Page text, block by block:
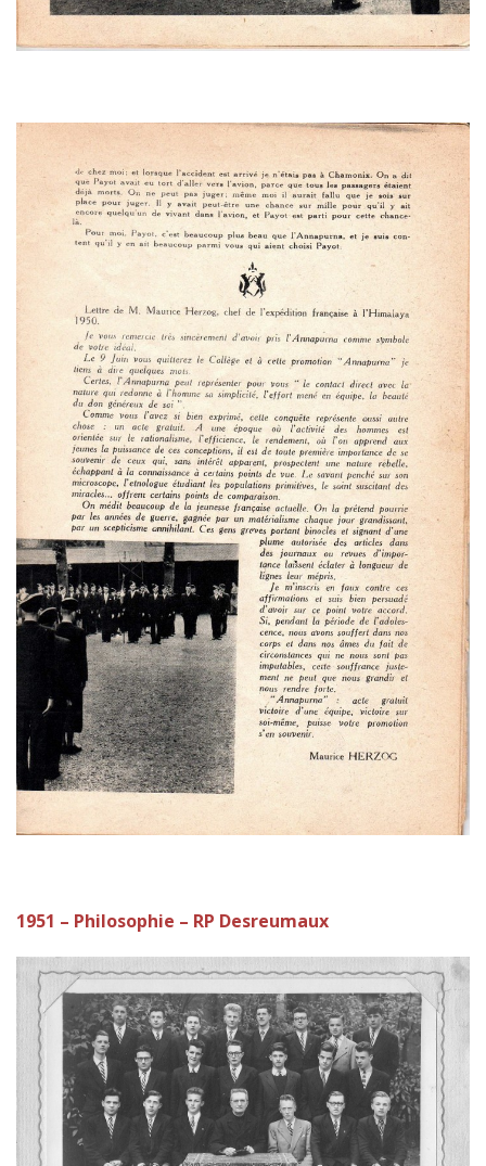
1951 – Philosophie – RP Desreumaux